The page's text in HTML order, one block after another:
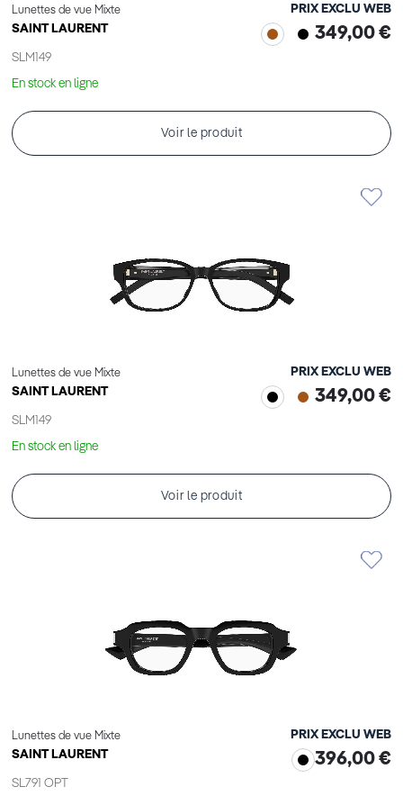
Lunettes de vue Mixte
SAINT LAURENT
SLM149
PRIX EXCLU WEB
349,00 €
En stock en ligne
Voir le produit
Lunettes de vue Mixte
SAINT LAURENT
SLM149
PRIX EXCLU WEB
349,00 €
En stock en ligne
Voir le produit
Lunettes de vue Mixte
SAINT LAURENT
SL791 OPT
PRIX EXCLU WEB
396,00 €